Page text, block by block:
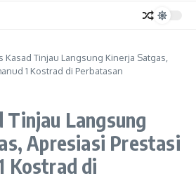
Kasad Tinjau Langsung Kinerja Satgas,
1 Kostrad di Perbatasan
Tinjau Langsung
Apresiasi Prestasi
Kostrad di